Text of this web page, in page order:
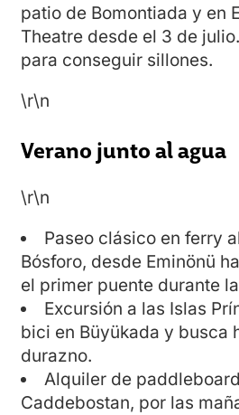
patio de Bomontiada y en
Theatre desde el 3 de
para conseguir sillones.
\r\n
Verano junto al agua
\r\n
Paseo clásico en ferry
Bósforo, desde Eminönü
el primer puente durante
Excursión a las Islas
bici en Büyükada y busca
durazno.
Alquiler de
Caddebostan, por las